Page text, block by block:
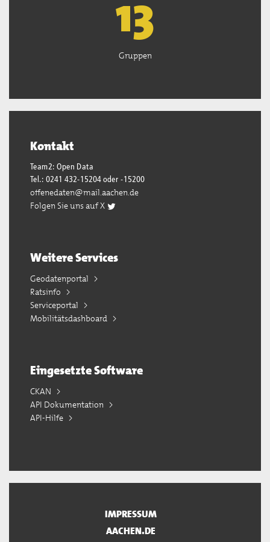
13
Gruppen
Kontakt
Team2: Open Data
Tel.: 0241 432-15204 oder -15200
offenedaten@mail.aachen.de
Folgen Sie uns auf X
Weitere Services
Geodatenportal
Ratsinfo
Serviceportal
Mobilitätsdashboard
Eingesetzte Software
CKAN
API Dokumentation
API-Hilfe
IMPRESSUM
AACHEN.DE